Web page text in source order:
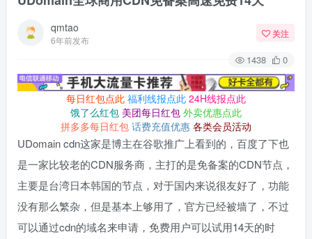
qmtao
6年前发布
关注
1438 0
每日红包点此 福利线报点此 24H线报点此
饿了么红包 美团每日红包 外卖优惠点此
拼多多每日红包 话费充值优惠 各类会员活动
UDomain cdn这家是博主在谷歌推广上看到的，百度了下也
是一家比较老的CDN服务商，主打的是免备案的CDN节点，
主要是台湾日本韩国的节点，对于国内来说很友好了，功能
没有那么繁杂，但是基本上够用了，官方已经被墙了，不过
可以通过cdn的域名来申请，免费用户可以试用14天的时